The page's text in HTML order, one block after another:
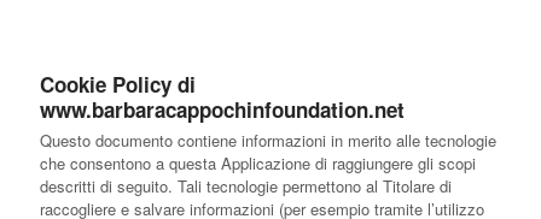
Cookie Policy di
www.barbaracappochinfoundation.net
Questo documento contiene informazioni in merito alle tecnologie
che consentono a questa Applicazione di raggiungere gli scopi
descritti di seguito. Tali tecnologie permettono al Titolare di
raccogliere e salvare informazioni (per esempio tramite l’utilizzo